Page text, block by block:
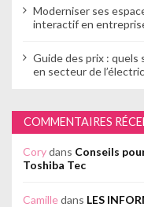
Moderniser ses
interactif en
Guide des prix :
en secteur de
COMMENTAIRES
Corydans Conseils
Toshiba Tec
Camilledans LES